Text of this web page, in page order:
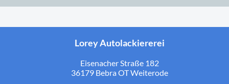
Lorey Autolackiererei
Eisenacher Straße 182
36179 Bebra OT Weiterode